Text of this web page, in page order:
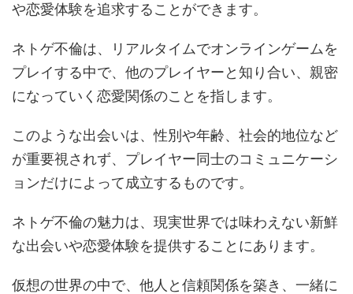
や恋愛体験を追求することができます。
ネトゲ不倫は、リアルタイムでオンラインゲームを
プレイする中で、他のプレイヤーと知り合い、親密
になっていく恋愛関係のことを指します。
このような出会いは、性別や年齢、社会的地位など
が重要視されず、プレイヤー同士のコミュニケーシ
ョンだけによって成立するものです。
ネトゲ不倫の魅力は、現実世界では味わえない新鮮
な出会いや恋愛体験を提供することにあります。
仮想の世界の中で、他人と信頼関係を築き、一緒に